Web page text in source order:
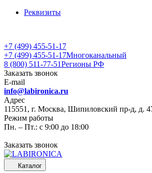
Реквизиты
+7 (499) 455-51-17
+7 (499) 455-51-17Многоканальный
8 (800) 511-77-51Регионы РФ
Заказать звонок
E-mail
info@labironica.ru
Адрес
115551, г. Москва, Шипиловский пр-д,
Режим работы
Пн. – Пт.: с 9:00 до 18:00
Заказать звонок
Каталог